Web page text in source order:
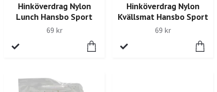
Hinköverdrag Nylon
Lunch Hansbo Sport
69 kr
Hinköverdrag Nylon
Kvällsmat Hansbo Sport
69 kr